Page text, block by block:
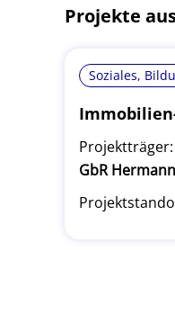
Projekte
Soziales,
Projektträger:
GbR